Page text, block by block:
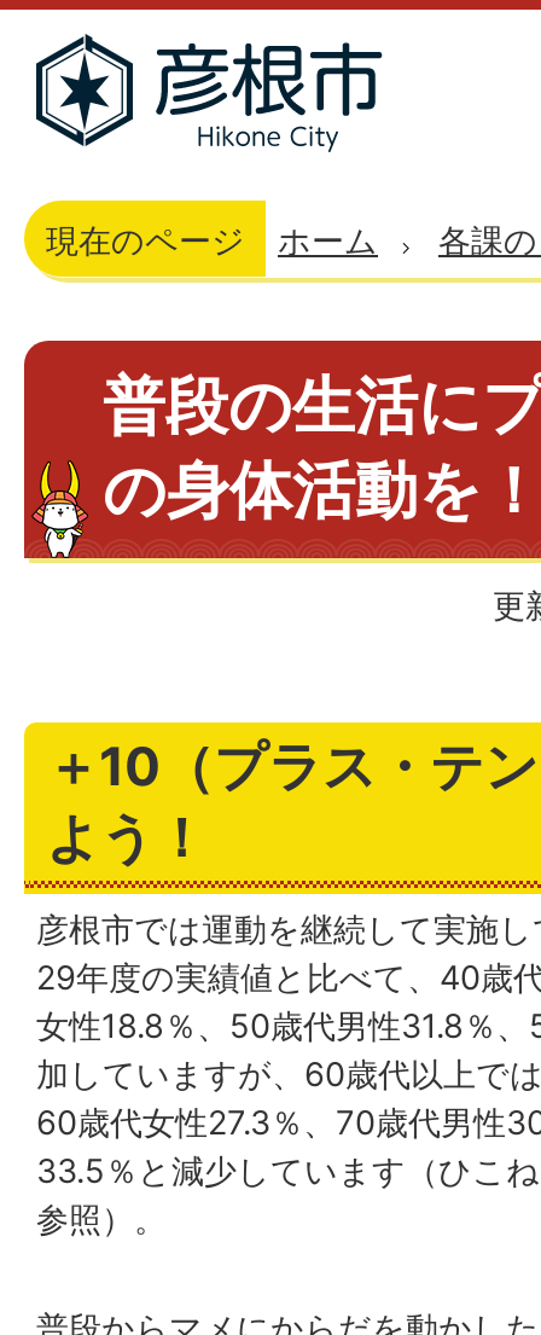
現在のページ ホーム 各課
普段の生活に
の身体活動を
更
＋10（プラス・テ
よう！
彦根市では運動を継続して実施
29年度の実績値と⽐べて、40歳
⼥性18.8％、50歳代男性31.8％
加していますが、60歳代以上で
60歳代⼥性27.3％、70歳代男性
33.5％と減少しています（ひこ
参照）。